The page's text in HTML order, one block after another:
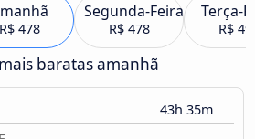
R$ 478
Segunda-Feira
R$ 478
Terça-
R$
baratas amanhã
43h 35m